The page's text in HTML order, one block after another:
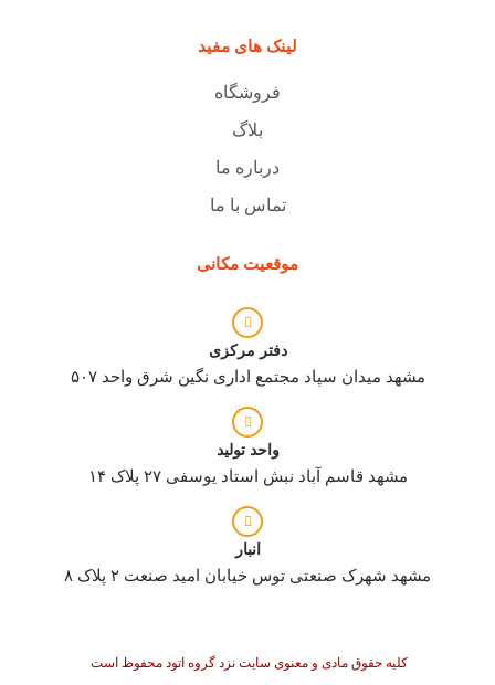
لینک های مفید
فروشگاه
بلاگ
درباره ما
تماس با ما
موقعیت مکانی
دفتر مرکزی
مشهد میدان سپاد مجتمع اداری نگین شرق واحد ۵۰۷
واحد تولید
مشهد قاسم آباد نبش استاد یوسفی ۲۷ پلاک ۱۴
انبار
مشهد شهرک صنعتی توس خیابان امید صنعت ۲ پلاک ۸
کلیه حقوق مادی و معنوی سایت نزد گروه اتود محفوظ است